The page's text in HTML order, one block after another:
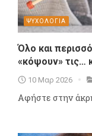
ΨΥΧΟΛΟΓΙΑ
Όλο και
«κόψουν» τις…
10 Μαρ 2026
Αφήστε στην άκρη